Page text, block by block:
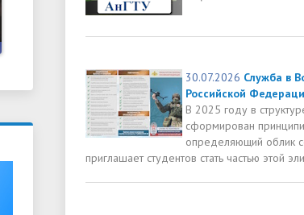
30.07.2026 Служба в
Российской
В 2025 году в
сформирован
определяющий облик
приглашает студентов стать частью этой